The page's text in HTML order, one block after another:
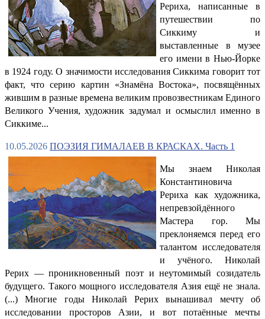
Рериха, написанные в
путешествии по
Сиккиму и
выставленные в музее
его имени в Нью-Йорке
в 1924 году. О значимости исследования Сиккима говорит тот
факт, что серию картин «Знамёна Востока», посвящённых
жившим в разные времена великим провозвестникам Единого
Великого Учения, художник задумал и осмыслил именно в
Сиккиме...
10.05.2026 ПОЭЗИЯ ГИМАЛАЕВ В КРАСКАХ. Часть 1
Мы знаем Николая
Константиновича
Рериха как художника,
непревзойдённого
Мастера гор. Мы
преклоняемся перед его
талантом исследователя
и учёного. Николай
Рерих — проникновенный поэт и неутомимый созидатель
будущего. Такого мощного исследователя Азия ещё не знала.
(...) Многие годы Николай Рерих вынашивал мечту об
исследовании просторов Азии, и вот потаённые мечты